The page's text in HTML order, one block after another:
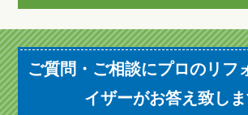
ご質問・ご相談にプロのリフ
イザーがお答え致しま